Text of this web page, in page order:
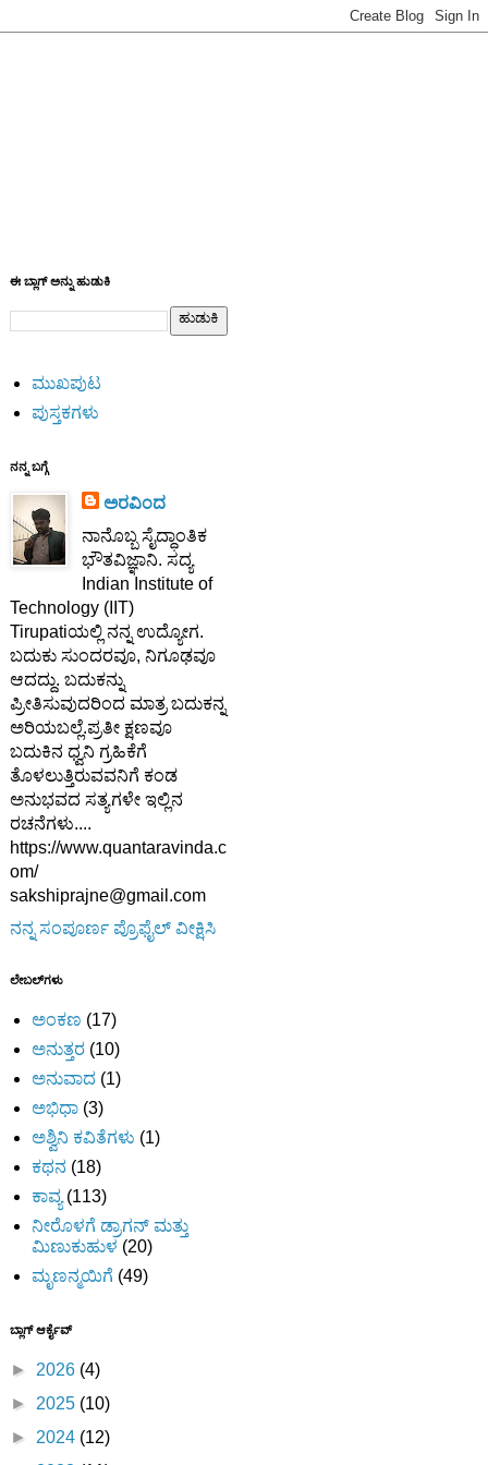
ಈ ಬ್ಲಾಗ್ ಅನ್ನು ಹುಡುಕಿ
ಮುಖಪುಟ
ಪುಸ್ತಕಗಳು
ನನ್ನ ಬಗ್ಗೆ
ಅರವಿಂದ
ನಾನೊಬ್ಬ ಸೈದ್ಧಾಂತಿಕ
ಭೌತವಿಜ್ಞಾನಿ. ಸದ್ಯ
Indian Institute of
Technology (IIT)
Tirupatiಯಲ್ಲಿ ನನ್ನ ಉದ್ಯೋಗ.
ಬದುಕು ಸುಂದರವೂ, ನಿಗೂಢವೂ
ಆದದ್ದು. ಬದುಕನ್ನು
ಪ್ರೀತಿಸುವುದರಿಂದ ಮಾತ್ರ ಬದುಕನ್ನ
ಅರಿಯಬಲ್ಲೆ.ಪ್ರತೀ ಕ್ಷಣವೂ
ಬದುಕಿನ ಧ್ವನಿ ಗ್ರಹಿಕೆಗೆ
ತೊಳಲುತ್ತಿರುವವನಿಗೆ ಕಂಡ
ಅನುಭವದ ಸತ್ಯಗಳೇ ಇಲ್ಲಿನ
ರಚನೆಗಳು....
https://www.quantaravinda.c
om/
sakshiprajne@gmail.com
ನನ್ನ ಸಂಪೂರ್ಣ ಪ್ರೊಫೈಲ್ ವೀಕ್ಷಿಸಿ
ಲೇಬಲ್‌ಗಳು
ಅಂಕಣ (17)
ಅನುತ್ತರ (10)
ಅನುವಾದ (1)
ಅಭಿಧಾ (3)
ಅಶ್ವಿನಿ ಕವಿತೆಗಳು (1)
ಕಥನ (18)
ಕಾವ್ಯ (113)
ನೀರೊಳಗೆ ಡ್ರಾಗನ್ ಮತ್ತು
ಮಿಣುಕುಹುಳ (20)
ಮೃಣನ್ಮಯಿಗೆ (49)
ಬ್ಲಾಗ್ ಆರ್ಕೈವ್
► 2026 (4)
► 2025 (10)
► 2024 (12)